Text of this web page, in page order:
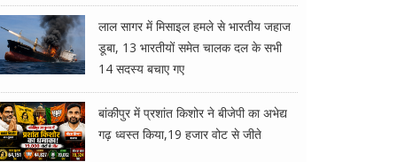
लाल सागर में मिसाइल हमले से भारतीय जहाज
डूबा, 13 भारतीयों समेत चालक दल के सभी
14 सदस्य बचाए गए
बांकीपुर में प्रशांत किशोर ने बीजेपी का अभेद्य
गढ़ ध्वस्त किया,19 हजार वोट से जीते